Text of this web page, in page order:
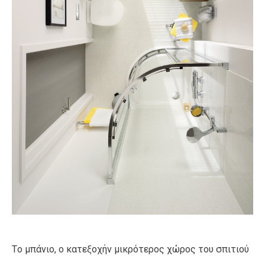
Τo μπάνιο, ο κατεξοχήν μικρότερος χώρος του σπιτιού